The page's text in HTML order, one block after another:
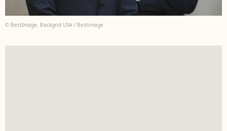
© BestImage, Backgrid USA / Bestimage